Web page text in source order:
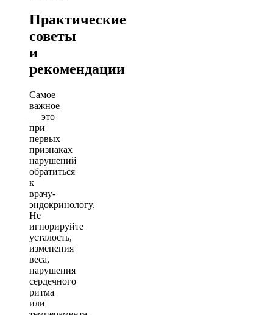
Практические
советы
и
рекомендации
Самое
важное
— это
при
первых
признаках
нарушений
обратиться
к
врачу-
эндокринологу.
Не
игнорируйте
усталость,
изменения
веса,
нарушения
сердечного
ритма
или